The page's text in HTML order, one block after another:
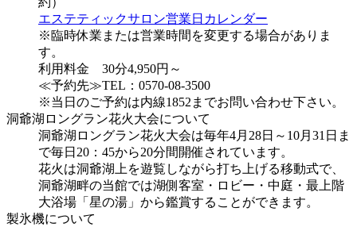
エステティックサロン営業日カレンダー
※臨時休業または営業時間を変更する場合がありま
す。
利用料金 30分4,950円～
≪予約先≫TEL：0570-08-3500
※当日のご予約は内線1852までお問い合わせ下さい。
洞爺湖ロングラン花火大会について
洞爺湖ロングラン花火大会は毎年4月28日～10月31日ま
で毎日20：45から20分間開催されています。
花火は洞爺湖上を遊覧しながら打ち上げる移動式で、
洞爺湖畔の当館では湖側客室・ロビー・中庭・最上階
大浴場「星の湯」から鑑賞することができます。
製氷機について